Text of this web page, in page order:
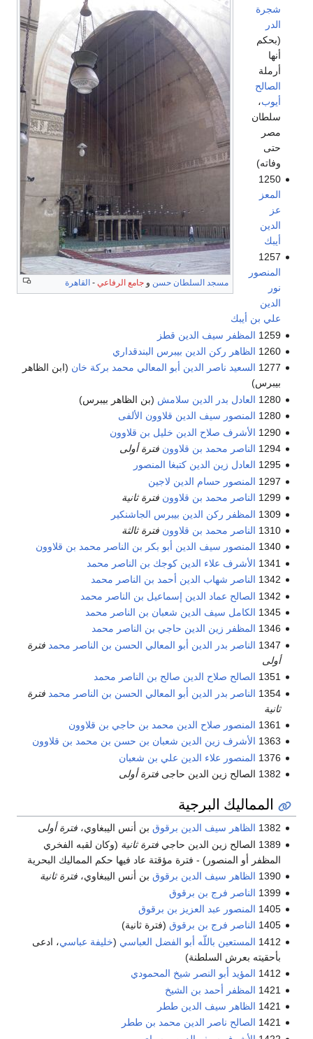
مسجد السلطان حسن و جامع الرفاعي - القاهرة
شجرة
الدر
(بحكم
أنها
أرملة
الصالح
أيوب،
سلطان
مصر
حتى
وفاته)
1250
المعز
عز
الدين
أيبك
1257
المنصور
نور
الدين
علي بن أيبك
1259 المظفر سيف الدين قطز
1260 الظاهر ركن الدين بيبرس البندقداري
1277 السعيد ناصر الدين أبو المعالي محمد بركة خان (ابن الظاهر
بيبرس)
1280 العادل بدر الدين سلامش (بن الظاهر بيبرس)
1280 المنصور سيف الدين قلاوون الألفى
1290 الأشرف صلاح الدين خليل بن قلاوون
1294 الناصر محمد بن قلاوون فترة أولى
1295 العادل زين الدين كتبغا المنصور
1297 المنصور حسام الدين لاجين
1299 الناصر محمد بن قلاوون فترة ثانية
1309 المظفر ركن الدين بيبرس الجاشنكير
1310 الناصر محمد بن قلاوون فترة ثالثة
1340 المنصور سيف الدين أبو بكر بن الناصر محمد بن قلاوون
1341 الأشرف علاء الدين كوجك بن الناصر محمد
1342 الناصر شهاب الدين أحمد بن الناصر محمد
1342 الصالح عماد الدين إسماعيل بن الناصر محمد
1345 الكامل سيف الدين شعبان بن الناصر محمد
1346 المظفر زين الدين حاجي بن الناصر محمد
1347 الناصر بدر الدين أبو المعالي الحسن بن الناصر محمد فترة
أولى
1351 الصالح صلاح الدين صالح بن الناصر محمد
1354 الناصر بدر الدين أبو المعالي الحسن بن الناصر محمد فترة
ثانية
1361 المنصور صلاح الدين محمد بن حاجي بن قلاوون
1363 الأشرف زين الدين شعبان بن حسن بن محمد بن قلاوون
1376 المنصور علاء الدين علي بن شعبان
1382 الصالح زين الدين حاجى
فترة أولى
المماليك البرجية
1382 الظاهر سيف الدين برقوق بن أنس اليبغاوي،فترة أولى
1389 الصالح زين الدين حاجي
فترة ثانية (وكان لقبه الفخري
المظفر أو المنصور) - فترة مؤقتة عاد فيها حكم المماليك البحرية
1390 الظاهر سيف الدين برقوق بن أنس اليبغاوي،فترة ثانية
1399 الناصر فرج بن برقوق
1405 المنصور عبد العزيز بن برقوق
1405 الناصر فرج بن برقوق (فترة ثانية)
1412 المستعين باللّه أبو الفضل العباسي (خليفة عباسي، ادعى
بأحقيته بعرش السلطنة)
1412 المؤيد أبو النصر شيخ المحمودي
1421 المظفر أحمد بن الشيخ
1421 الظاهر سيف الدين ططر
1421 الصالح ناصر الدين محمد بن ططر